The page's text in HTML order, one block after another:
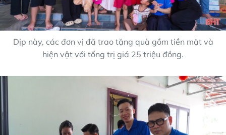
Dịp này, các đơn vị đã trao tặng quà gồm tiền mặt và
hiện vật với tổng trị giá 25 triệu đồng.